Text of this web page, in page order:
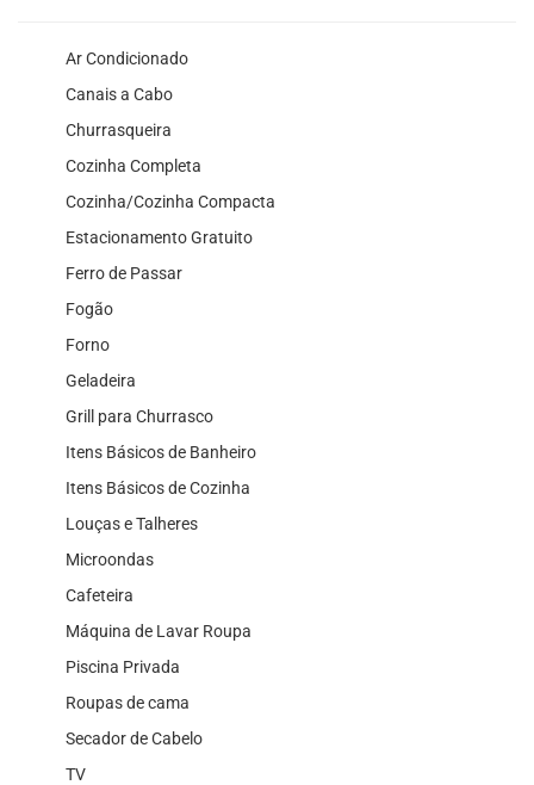
Ar Condicionado
Canais a Cabo
Churrasqueira
Cozinha Completa
Cozinha/Cozinha Compacta
Estacionamento Gratuito
Ferro de Passar
Fogão
Forno
Geladeira
Grill para Churrasco
Itens Básicos de Banheiro
Itens Básicos de Cozinha
Louças e Talheres
Microondas
Cafeteira
Máquina de Lavar Roupa
Piscina Privada
Roupas de cama
Secador de Cabelo
TV